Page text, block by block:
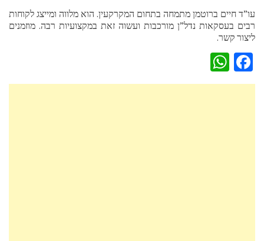
עו”ד חיים ברוטמן מתמחה בתחום המקרקעין. הוא מלווה ומייצג לקוחות
רבים בעסקאות נדל”ן מורכבות ועשוה זאת במקצועיות רבה. מוזמנים
ליצור קשר.
Facebook